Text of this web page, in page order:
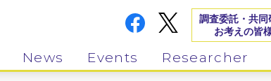
調査委託・共同
お考えの皆
News Events Researcher